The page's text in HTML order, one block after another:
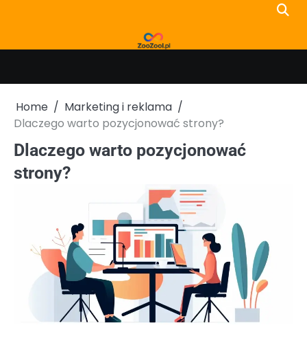
Home
Marketing i reklama
Dlaczego warto pozycjonować strony?
Dlaczego warto pozycjonować
strony?